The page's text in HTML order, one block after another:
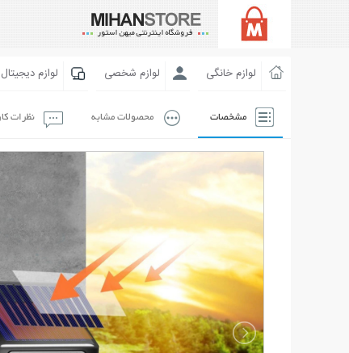
لوازم خانگی لوازم شخصی لوازم دیجیتال
مشخصات محصولات مشابه نظرات